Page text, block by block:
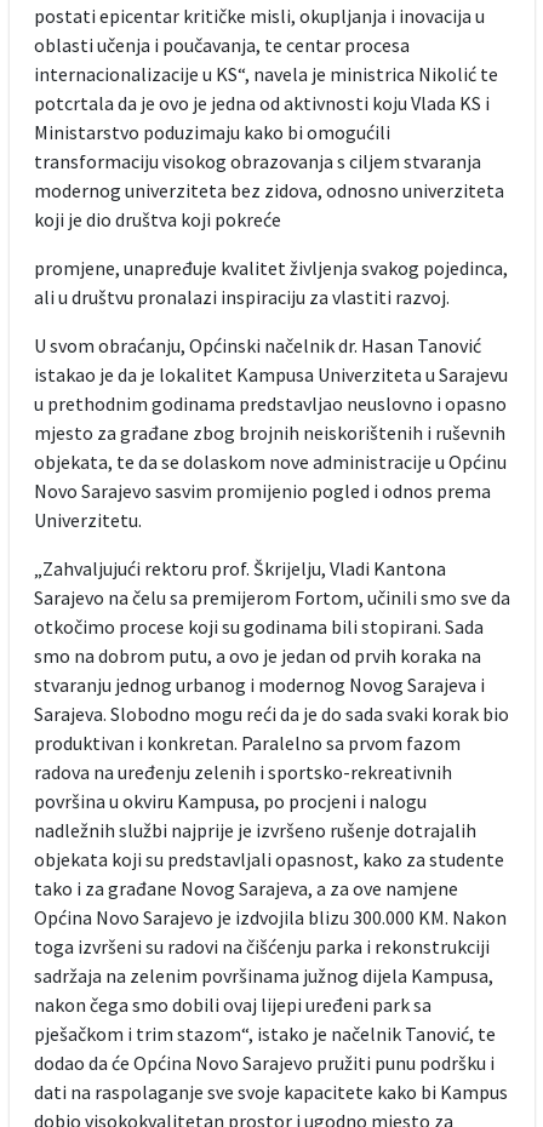
postati epicentar kritičke misli, okupljanja i inovacija u
oblasti učenja i poučavanja, te centar procesa
internacionalizacije u KS“, navela je ministrica Nikolić te
potcrtala da je ovo je jedna od aktivnosti koju Vlada KS i
Ministarstvo poduzimaju kako bi omogućili
transformaciju visokog obrazovanja s ciljem stvaranja
modernog univerziteta bez zidova, odnosno univerziteta
koji je dio društva koji pokreće
promjene, unapređuje kvalitet življenja svakog pojedinca,
ali u društvu pronalazi inspiraciju za vlastiti razvoj.
U svom obraćanju, Općinski načelnik dr. Hasan Tanović
istakao je da je lokalitet Kampusa Univerziteta u Sarajevu
u prethodnim godinama predstavljao neuslovno i opasno
mjesto za građane zbog brojnih neiskorištenih i ruševnih
objekata, te da se dolaskom nove administracije u Općinu
Novo Sarajevo sasvim promijenio pogled i odnos prema
Univerzitetu.
„Zahvaljujući rektoru prof. Škrijelju, Vladi Kantona
Sarajevo na čelu sa premijerom Fortom, učinili smo sve da
otkočimo procese koji su godinama bili stopirani. Sada
smo na dobrom putu, a ovo je jedan od prvih koraka na
stvaranju jednog urbanog i modernog Novog Sarajeva i
Sarajeva. Slobodno mogu reći da je do sada svaki korak bio
produktivan i konkretan. Paralelno sa prvom fazom
radova na uređenju zelenih i sportsko-rekreativnih
površina u okviru Kampusa, po procjeni i nalogu
nadležnih službi najprije je izvršeno rušenje dotrajalih
objekata koji su predstavljali opasnost, kako za studente
tako i za građane Novog Sarajeva, a za ove namjene
Općina Novo Sarajevo je izdvojila blizu 300.000 KM. Nakon
toga izvršeni su radovi na čišćenju parka i rekonstrukciji
sadržaja na zelenim površinama južnog dijela Kampusa,
nakon čega smo dobili ovaj lijepi uređeni park sa
pješačkom i trim stazom“, istako je načelnik Tanović, te
dodao da će Općina Novo Sarajevo pružiti punu podršku i
dati na raspolaganje sve svoje kapacitete kako bi Kampus
dobio visokokvalitetan prostor i ugodno mjesto za